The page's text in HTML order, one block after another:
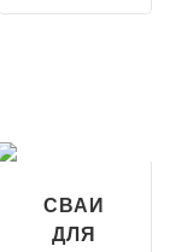
СВАИ
ДЛЯ